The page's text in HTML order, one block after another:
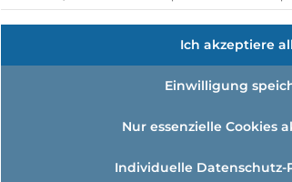
Ich akzeptiere
Einwilligung
Nur essenzielle Cookies
Individuelle Datenschutz-